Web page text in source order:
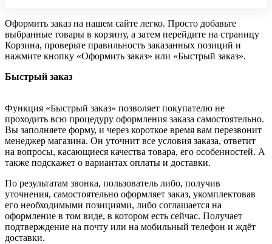
Оформить заказ на нашем сайте легко. Просто добавьте
выбранные товары в корзину, а затем перейдите на страницу
Корзина, проверьте правильность заказанных позиций и
нажмите кнопку «Оформить заказ» или «Быстрый заказ».
Быстрый заказ
Функция «Быстрый заказ» позволяет покупателю не
проходить всю процедуру оформления заказа самостоятельно.
Вы заполняете форму, и через короткое время вам перезвонит
менеджер магазина. Он уточнит все условия заказа, ответит
на вопросы, касающиеся качества товара, его особенностей. А
также подскажет о вариантах оплаты и доставки.
По результатам звонка, пользователь либо, получив
уточнения, самостоятельно оформляет заказ, укомплектовав
его необходимыми позициями, либо соглашается на
оформление в том виде, в котором есть сейчас. Получает
подтверждение на почту или на мобильный телефон и ждёт
доставки.